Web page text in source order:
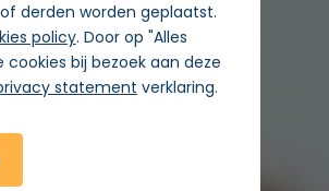
derden worden geplaatst.
policy. Door op "Alles
bij bezoek aan deze
statement verklaring.